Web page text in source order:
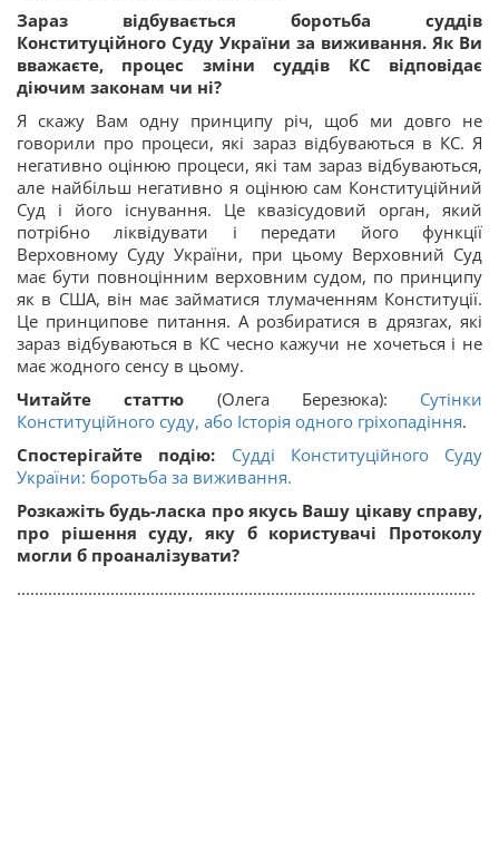
Зараз відбувається боротьба суддів
Конституційного Суду України за виживання. Як Ви
вважаєте, процес зміни суддів КС відповідає
діючим законам чи ні?
Я скажу Вам одну принципу річ, щоб ми довго не
говорили про процеси, які зараз відбуваються в КС. Я
негативно оцінюю процеси, які там зараз відбуваються,
але найбільш негативно я оцінюю сам Конституційний
Суд і його існування. Це квазісудовий орган, який
потрібно ліквідувати і передати його функції
Верховному Суду України, при цьому Верховний Суд
має бути повноцінним верховним судом, по принципу
як в США, він має займатися тлумаченням Конституції.
Це принципове питання. А розбиратися в дрязгах, які
зараз відбуваються в КС чесно кажучи не хочеться і не
має жодного сенсу в цьому.
Читайте статтю (Олега Березюка): Сутінки
Конституційного суду, або Історія одного гріхопадіння.
Спостерігайте подію: Судді Конституційного Суду
України: боротьба за виживання.
Розкажіть будь-ласка про якусь Вашу цікаву справу,
про рішення суду, яку б користувачі Протоколу
могли б проаналізувати?
.......................................................................................................